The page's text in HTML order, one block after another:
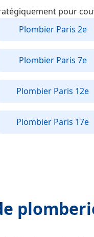
pour
Plombier Paris 2e
Plombier Paris 7e
Plombier Paris 12e
Plombier Paris 17e